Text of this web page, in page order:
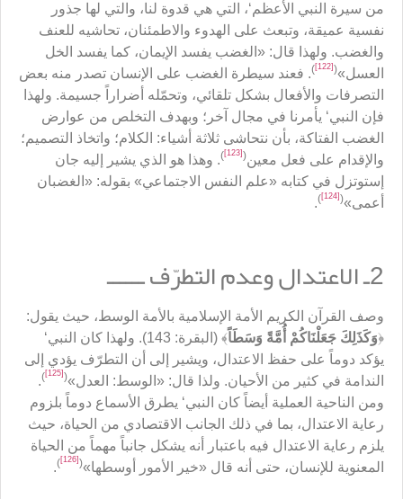
من سيرة النبي الأعظم‘، التي هي قدوة لنا، والتي لها جذور
نفسية عميقة، وتبعث على الهدوء والاطمئنان، تحاشيه للعنف
والغضب. ولهذا قال: «الغضب يفسد الإيمان، كما يفسد الخل
العسل»(
[122]
). فعند سيطرة الغضب على الإنسان تصدر منه بعض
التصرفات والأفعال بشكل تلقائي، وتحمّله أضراراً جسيمة. ولهذا
فإن النبي‘ يأمرنا في مجال آخر؛ وبهدف التخلص من عوارض
الغضب الفتاكة، بأن نتحاشى ثلاثة أشياء: الكلام؛ واتخاذ التصميم؛
والإقدام على فعل معين(
[123]
). وهذا هو الذي يشير إليه جان
إستوتزل في كتابه «علم النفس الاجتماعي» بقوله: «الغضبان
أعمى»(
[124]
)
.
2ـ الاعتدال وعدم التطرّف ــــــ
وصف القرآن الكريم الأمة الإسلامية بالأمة الوسط، حيث يقول:
﴿وَكَذَلِكَ جَعَلْنَاكُمْ أُمَّةً وَسَطَاً
﴾ (البقرة: 143). ولهذا كان النبي‘
يؤكد دوماً على حفظ الاعتدال، ويشير إلى أن التطرّف يؤدي إلى
الندامة في كثير من الأحيان. ولذا قال: «الوسط: العدل»(
[125]
)
.
ومن الناحية العملية أيضاً كان النبي‘ يطرق الأسماع دوماً بلزوم
رعاية الاعتدال، بما في ذلك الجانب الاقتصادي من الحياة، حيث
يلزم رعاية الاعتدال فيه باعتبار أنه يشكل جانباً مهماً من الحياة
المعنوية للإنسان، حتى أنه قال «خير الأمور أوسطها»(
[126]
)
.